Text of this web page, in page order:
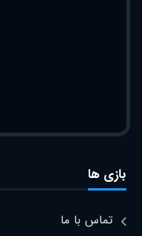
بازی ها
تماس با ما